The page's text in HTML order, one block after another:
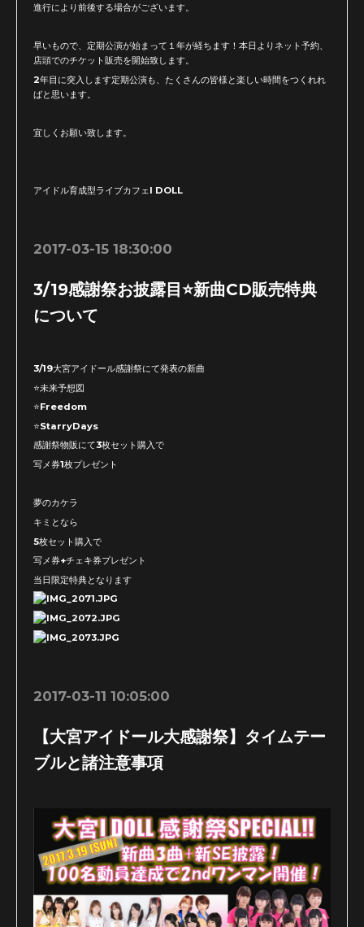
進行により前後する場合がございます。
早いもので、定期公演が始まって１年が経ちます！本日よりネット予約、
店頭でのチケット販売を開始致します。
2年目に突入します定期公演も、たくさんの皆様と楽しい時間をつくれれ
ばと思います。
宜しくお願い致します。
アイドル育成型ライブカフェI DOLL
2017-03-15 18:30:00
3/19感謝祭お披露目⭐️新曲CD販売特典
について
3/19大宮アイドール感謝祭にて発表の新曲
⭐️未来予想図
⭐️Freedom
⭐️StarryDays
感謝祭物販にて3枚セット購入で
写メ券1枚プレゼント
夢のカケラ
キミとなら
5枚セット購入で
写メ券+チェキ券プレゼント
当日限定特典となります
2017-03-11 10:05:00
【大宮アイドール大感謝祭】タイムテー
ブルと諸注意事項